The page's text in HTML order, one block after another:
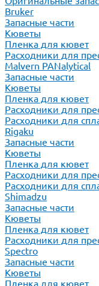
Bruker
Запасные части
Кюветы
Пленка для кювет
Расходники для
Malvern PANalytical
Запасные части
Кюветы
Пленка для кювет
Расходники для
Расходники для
Rigaku
Запасные части
Кюветы
Пленка для кювет
Расходники для
Расходники для
Shimadzu
Запасные части
Кюветы
Пленка для кювет
Расходники для
Spectro
Запасные части
Кюветы
Пленка для кювет